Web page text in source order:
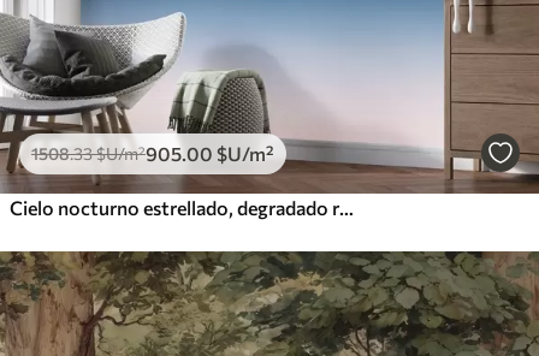
1508.33$U/m²905 .00 $U/m²